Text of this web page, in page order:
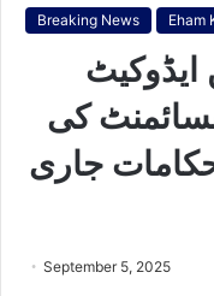
Breaking News Eham
کی
جاری
September 5, 2025